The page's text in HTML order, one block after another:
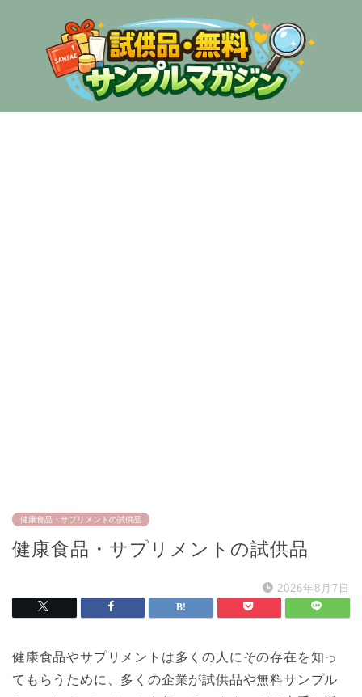
健康食品・サプリメントの試供品
健康食品・サプリメントの試供品
2026年8月7日
健康食品やサプリメントは多くの人にその存在を知っ
てもらうために、多くの企業が試供品や無料サンプル